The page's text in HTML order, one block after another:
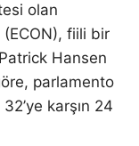
olan
fiili bir
Hansen
parlamento
karşın 24